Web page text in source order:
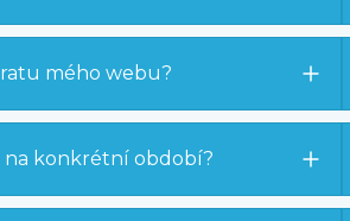
mého webu?
na konkrétní období?